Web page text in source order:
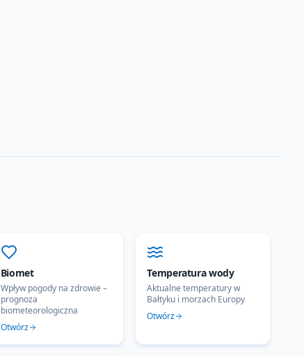
Biomet
Wpływ pogody na zdrowie –
prognoza
biometeorologiczna
Otwórz
Temperatura wody
Aktualne temperatury w
Bałtyku i morzach Europy
Otwórz